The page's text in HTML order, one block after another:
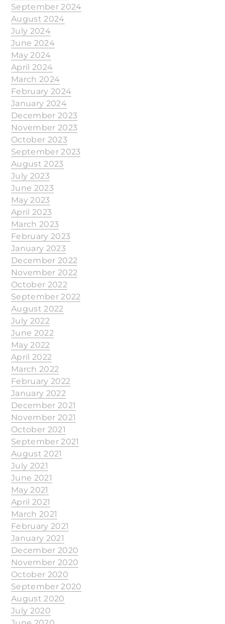
September 2024
August 2024
July 2024
June 2024
May 2024
April 2024
March 2024
February 2024
January 2024
December 2023
November 2023
October 2023
September 2023
August 2023
July 2023
June 2023
May 2023
April 2023
March 2023
February 2023
January 2023
December 2022
November 2022
October 2022
September 2022
August 2022
July 2022
June 2022
May 2022
April 2022
March 2022
February 2022
January 2022
December 2021
November 2021
October 2021
September 2021
August 2021
July 2021
June 2021
May 2021
April 2021
March 2021
February 2021
January 2021
December 2020
November 2020
October 2020
September 2020
August 2020
July 2020